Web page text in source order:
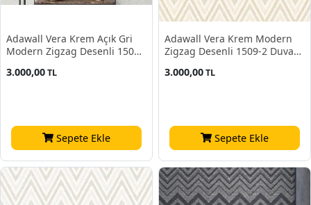
Adawall Vera Krem Açık Gri
Modern Zigzag Desenli 1509-
3.000,00TL
Sepete Ekle
Adawall Vera Krem Modern
Zigzag Desenli 1509-2 Duvar
3.000,00TL
Sepete Ekle